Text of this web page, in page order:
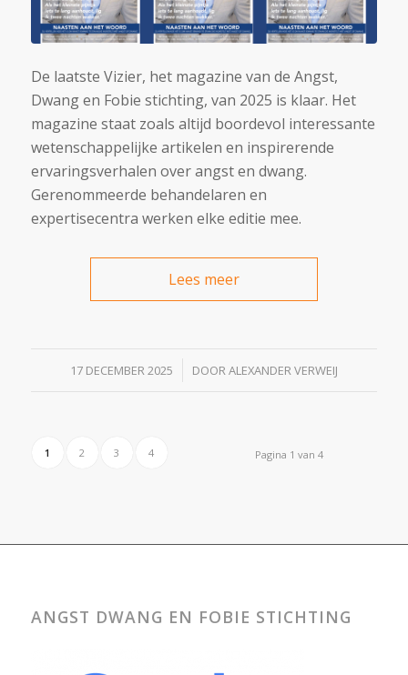
De laatste Vizier, het magazine van de Angst,
Dwang en Fobie stichting, van 2025 is klaar. Het
magazine staat zoals altijd boordevol interessante
wetenschappelijke artikelen en inspirerende
ervaringsverhalen over angst en dwang.
Gerenommeerde behandelaren en
expertisecentra werken elke editie mee.
Lees meer
17 DECEMBER 2025
/ DOORALEXANDER VERWEIJ
Pagina 1 van 4
1 2 3 4
ANGST DWANG EN FOBIE STICHTING